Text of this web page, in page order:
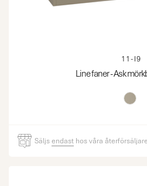
11-I9
Line faner - Ask
Säljsendast hos våra återförsäljare